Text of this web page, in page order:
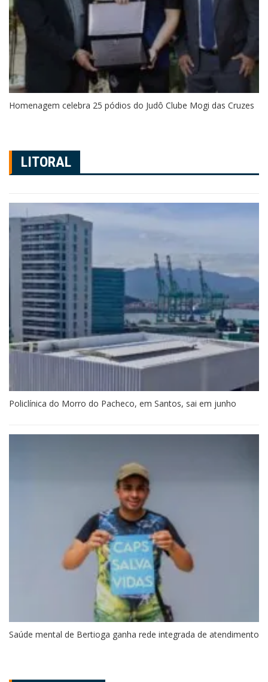
Homenagem celebra 25 pódios do Judô Clube Mogi das Cruzes
LITORAL
Policlínica do Morro do Pacheco, em Santos, sai em junho
Saúde mental de Bertioga ganha rede integrada de atendimento